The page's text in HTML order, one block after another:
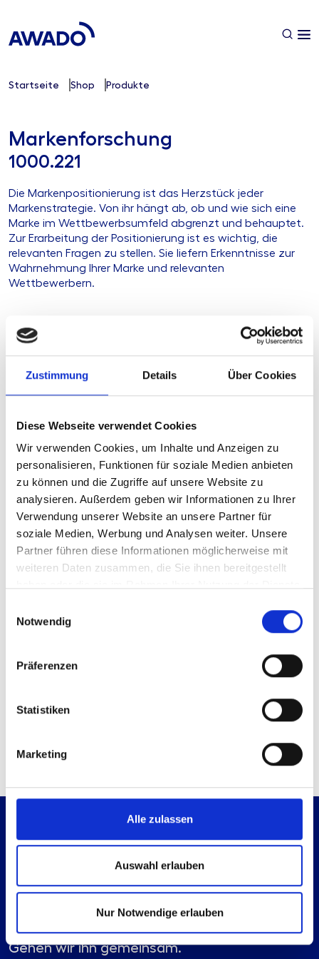
Zustimmung Details Über Cookies
Diese Webseite verwendet Cookies
Wir verwenden Cookies, um Inhalte und Anzeigen zu
personalisieren, Funktionen für soziale Medien anbieten
zu können und die Zugriffe auf unsere Website zu
analysieren. Außerdem geben wir Informationen zu Ihrer
Verwendung unserer Website an unsere Partner für
soziale Medien, Werbung und Analysen weiter. Unsere
Partner führen diese Informationen möglicherweise mit
weiteren Daten zusammen, die Sie ihnen bereitgestellt
Notwendig
Präferenzen
Statistiken
Marketing
Alle zulassen
Auswahl erlauben
Nur Notwendige erlauben
Startseite Shop Produkte
Markenforschung
1000.221
Die Markenpositionierung ist das Herzstück jeder
Markenstrategie. Von ihr hängt ab, ob und wie sich eine
Marke im Wettbewerbsumfeld abgrenzt und behauptet.
Zur Erarbeitung der Positionierung ist es wichtig, die
relevanten Fragen zu stellen. Sie liefern Erkenntnisse zur
Wahrnehmung Ihrer Marke und relevanten
Wettbewerbern.
Ihre Herausforderung
Unsere Lösung
Produkttyp
Standardisierte
Beratungsleistung
Stand 05.01.2026
Geplante
Aktualisierung
derzeit keine
Sie können sich
Technische Anfrage
Gehen wir ihn gemeinsam.